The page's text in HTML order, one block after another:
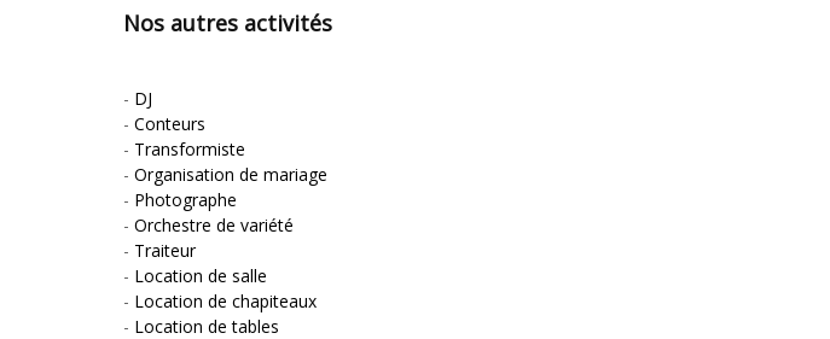
Nos autres activités
- DJ
- Conteurs
- Transformiste
- Organisation de mariage
- Photographe
- Orchestre de variété
- Traiteur
- Location de salle
- Location de chapiteaux
- Location de tables